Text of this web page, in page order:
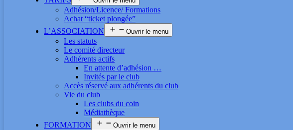
Adhésion/Licence/ Formations
Achat “ticket plongée”
L’ASSOCIATION
Ouvrir le menu
Les statuts
Le comité directeur
Adhérents actifs
En attente d’adhésion …
Invités par le club
Accès réservé aux adhérents du club
Vie du club
Les clubs du coin
Médiathèque
FORMATION
Ouvrir le menu